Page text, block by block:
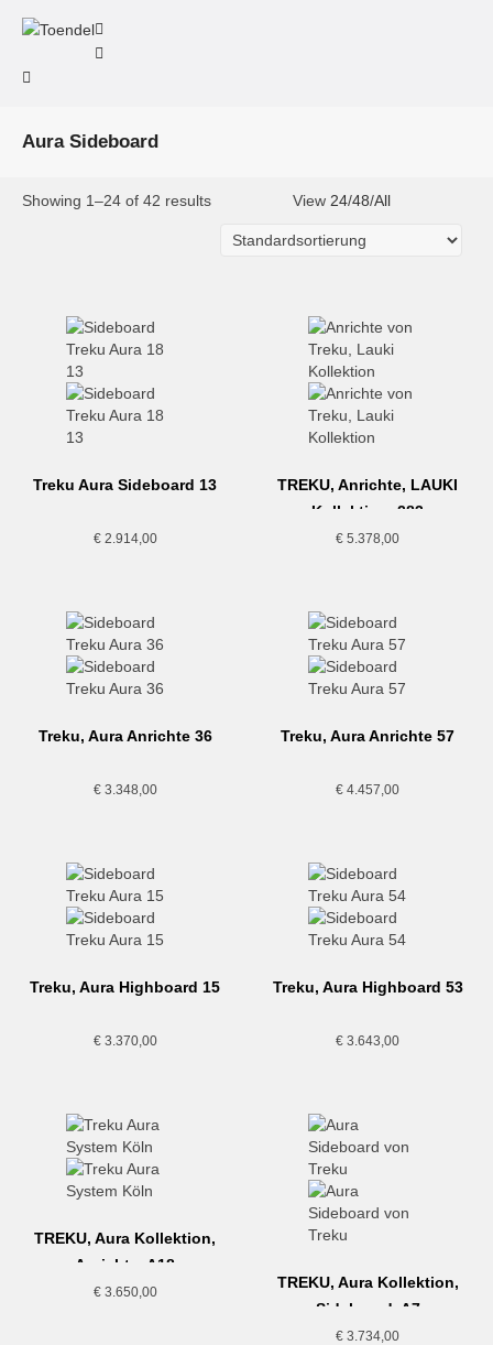
Aura Sideboard
Showing 1–24 of 42 results View 24/48/All
Treku Aura Sideboard 13
€2.914,00
TREKU, Anrichte, LAUKI
Kollektion, 283
€ 5.378,00
Treku, Aura Anrichte 36
€3.348,00
Treku, Aura Anrichte 57
€ 4.457,00
Treku, Aura Highboard 15
€3.370,00
Treku, Aura Highboard 53
€ 3.643,00
TREKU, Aura Kollektion,
Anrichte, A18
€3.650,00
TREKU, Aura Kollektion,
Sideboard, A7
€ 3.734,00